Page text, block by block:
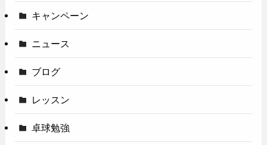
キャンペーン
ニュース
ブログ
レッスン
卓球勉強